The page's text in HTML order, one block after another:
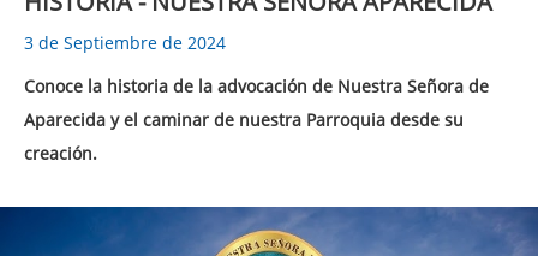
3 de Septiembre de 2024
Conoce la historia de la advocación de Nuestra Señora de
Aparecida y el caminar de nuestra Parroquia desde su
creación.